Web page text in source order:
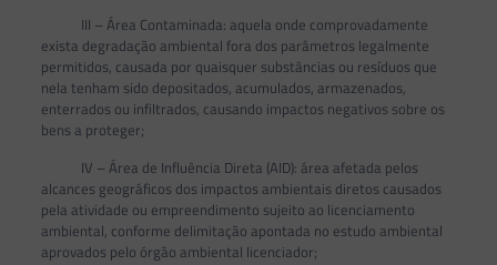
III – Área Contaminada: aquela onde comprovadamente
exista degradação ambiental fora dos parâmetros legalmente
permitidos, causada por quaisquer substâncias ou resíduos que
nela tenham sido depositados, acumulados, armazenados,
enterrados ou infiltrados, causando impactos negativos sobre os
bens a proteger;
IV – Área de Influência Direta (AID): área afetada pelos
alcances geográficos dos impactos ambientais diretos causados
pela atividade ou empreendimento sujeito ao licenciamento
ambiental, conforme delimitação apontada no estudo ambiental
aprovados pelo órgão ambiental licenciador;